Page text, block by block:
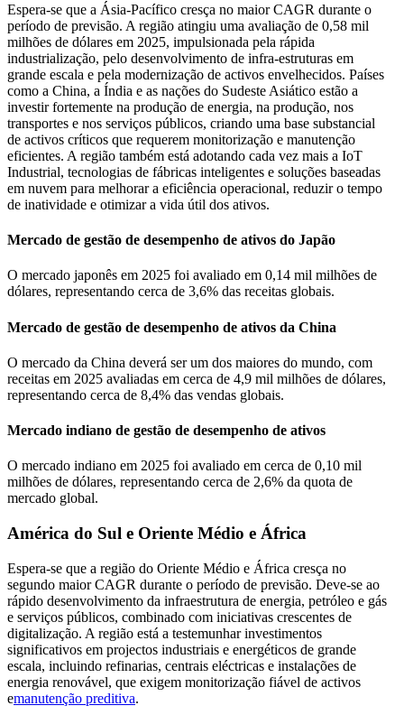
Espera-se que a Ásia-Pacífico cresça no maior CAGR durante o
período de previsão. A região atingiu uma avaliação de 0,58 mil
milhões de dólares em 2025, impulsionada pela rápida
industrialização, pelo desenvolvimento de infra-estruturas em
grande escala e pela modernização de activos envelhecidos. Países
como a China, a Índia e as nações do Sudeste Asiático estão a
investir fortemente na produção de energia, na produção, nos
transportes e nos serviços públicos, criando uma base substancial
de activos críticos que requerem monitorização e manutenção
eficientes. A região também está adotando cada vez mais a IoT
Industrial, tecnologias de fábricas inteligentes e soluções baseadas
em nuvem para melhorar a eficiência operacional, reduzir o tempo
de inatividade e otimizar a vida útil dos ativos.
Mercado de gestão de desempenho de ativos do Japão
O mercado japonês em 2025 foi avaliado em 0,14 mil milhões de
dólares, representando cerca de 3,6% das receitas globais.
Mercado de gestão de desempenho de ativos da China
O mercado da China deverá ser um dos maiores do mundo, com
receitas em 2025 avaliadas em cerca de 4,9 mil milhões de dólares,
representando cerca de 8,4% das vendas globais.
Mercado indiano de gestão de desempenho de ativos
O mercado indiano em 2025 foi avaliado em cerca de 0,10 mil
milhões de dólares, representando cerca de 2,6% da quota de
mercado global.
América do Sul e Oriente Médio e África
Espera-se que a região do Oriente Médio e África cresça no
segundo maior CAGR durante o período de previsão. Deve-se ao
rápido desenvolvimento da infraestrutura de energia, petróleo e gás
e serviços públicos, combinado com iniciativas crescentes de
digitalização. A região está a testemunhar investimentos
significativos em projectos industriais e energéticos de grande
escala, incluindo refinarias, centrais eléctricas e instalações de
energia renovável, que exigem monitorização fiável de activos
emanutenção preditiva.